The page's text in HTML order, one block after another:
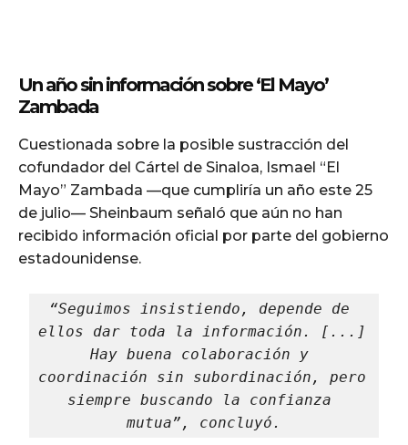
Un año sin información sobre ‘El Mayo’
Zambada
Cuestionada sobre la posible sustracción del
cofundador del Cártel de Sinaloa, Ismael “El
Mayo” Zambada —que cumpliría un año este 25
de julio— Sheinbaum señaló que aún no han
recibido información oficial por parte del gobierno
estadounidense.
“Seguimos insistiendo, depende de
ellos dar toda la información. [...]
Hay buena colaboración y
coordinación sin subordinación, pero
siempre buscando la confianza
mutua”, concluyó.